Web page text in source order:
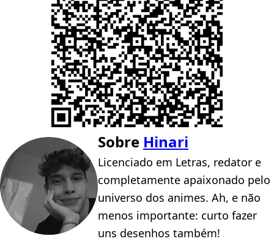
Sobre Hinari
Licenciado em Letras, redator e
completamente apaixonado pelo
universo dos animes. Ah, e não
menos importante: curto fazer
uns desenhos também!